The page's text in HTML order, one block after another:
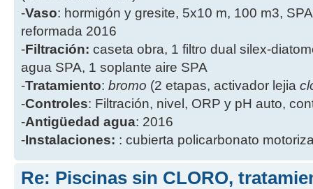
-Vaso: hormigón y gresite, 5x10 m, 100 m3,
reformada 2016
-Filtración: caseta obra, 1 filtro dual silex-
agua SPA, 1 soplante aire SPA
-Tratamiento: bromo (2 etapas, activador lejia
-Controles: Filtración, nivel, ORP y pH auto,
-Antigüedad agua: 2016
-Instalaciones: : cubierta policarbonato
Re: Piscinas sin CLORO,